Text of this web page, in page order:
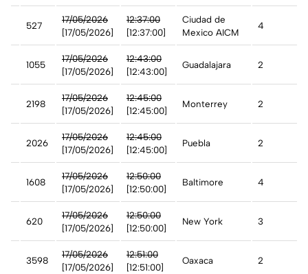
527
17/05/2026
[17/05/2026]
12:37:00
[12:37:00]
Ciudad de
Mexico AICM
4
1055
17/05/2026
[17/05/2026]
12:43:00
[12:43:00]
Guadalajara 2
2198
17/05/2026
[17/05/2026]
12:45:00
[12:45:00]
Monterrey 2
2026
17/05/2026
[17/05/2026]
12:45:00
[12:45:00]
Puebla 2
1608
17/05/2026
[17/05/2026]
12:50:00
[12:50:00]
Baltimore 4
620
17/05/2026
[17/05/2026]
12:50:00
[12:50:00]
New York 3
3598
17/05/2026
[17/05/2026]
12:51:00
[12:51:00]
Oaxaca 2